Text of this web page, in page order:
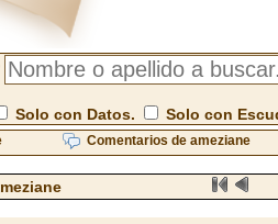
Solo con Datos. Solo con
Comentarios de ameziane